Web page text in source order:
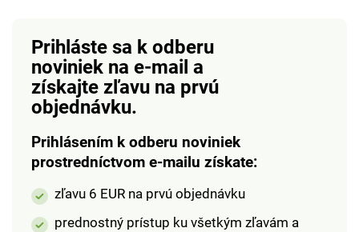
Prihláste sa k odberu
noviniek na e-mail a
získajte zľavu na prvú
objednávku.
Prihlásením k odberu noviniek
prostredníctvom e-mailu získate:
zľavu 6 EUR na prvú objednávku
prednostný prístup ku všetkým zľavám a